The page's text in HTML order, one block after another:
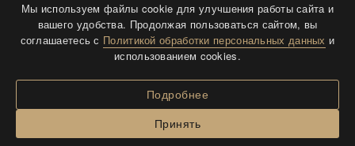
Политика конфиденциальности
Все права защищены.
Разработка и дизайнBTV-info.
Мы используем файлы cookie для улучшения работы сайта и
вашего удобства. Продолжая пользоваться сайтом, вы
соглашаетесь с Политикой обработки персональных данных и
использованием cookies.
Подробнее
Принять